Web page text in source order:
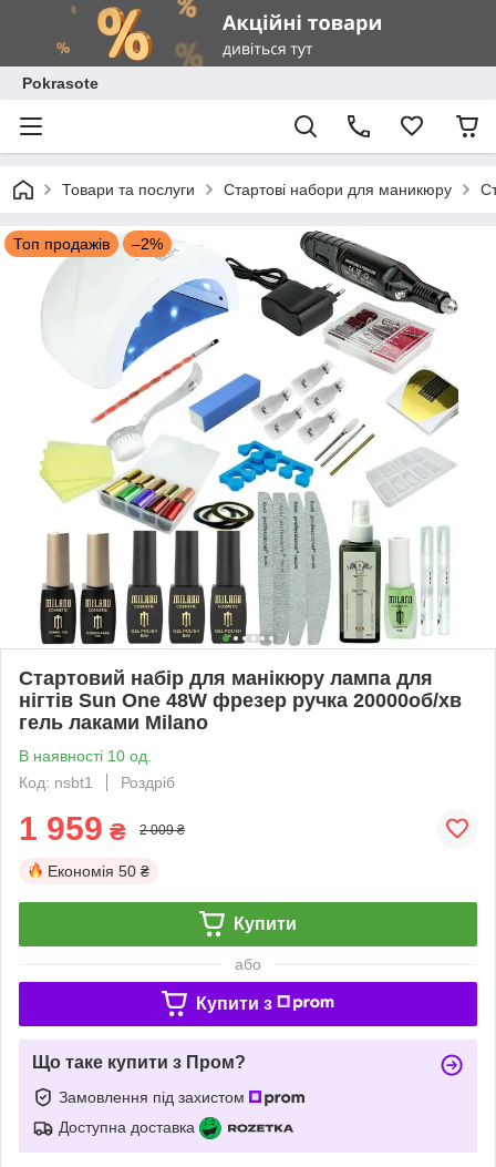
Pokrasote
Товари та послуги Стартові набори для маникюру
Топ продажів –2%
Стартовий набір для манікюру лампа для
нігтів Sun One 48W фрезер ручка 20000об/хв
гель лаками Milano
В наявності 10 од.
Код: nsbt1
Роздріб
1 959 ₴ 2 009 ₴
Економія 50 ₴
Купити
або
Купити з
Що таке купити з Пром?
Замовлення під захистом
Доступна доставка